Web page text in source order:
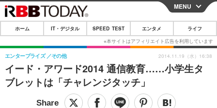
CLOSE
ホーム
IT・デジタル
IT・デジタルTOP スマートフォン
SPEED TEST
MENU
ホーム IT・デジタル SPEED TEST エンタメ ライフ
イード・アワード2014 通信教育……小学生タ
ブレットは「チャレンジタッチ」
エンタープライズ その他 2014.11.19（水）16:38